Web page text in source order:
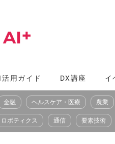
用ガイド DX講座 イ
金融 ヘルスケア・医療 農業
ロボティクス 通信 要素技術